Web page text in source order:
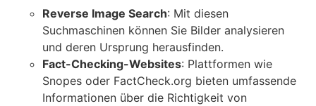
Reverse Image Search: Mit diesen
Suchmaschinen können Sie Bilder analysieren
und deren Ursprung herausfinden.
Fact-Checking-Websites: Plattformen wie
Snopes oder FactCheck.org bieten umfassende
Informationen über die Richtigkeit von